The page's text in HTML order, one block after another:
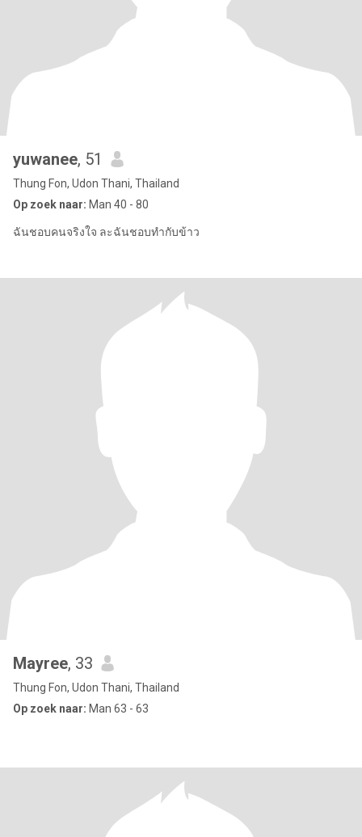
yuwanee, 51
Thung Fon, Udon Thani, Thailand
Op zoek naar: Man 40 - 80
ฉันชอบคนจริงใจ ละฉันชอบทำกับข้าว
Mayree, 33
Thung Fon, Udon Thani, Thailand
Op zoek naar: Man 63 - 63